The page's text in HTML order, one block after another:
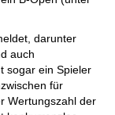
darunter
auch
sogar ein Spieler
für
Wertungszahl der